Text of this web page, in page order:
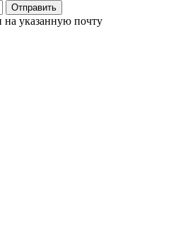
Отправить
указанную почту